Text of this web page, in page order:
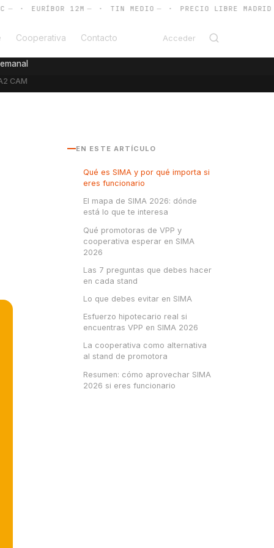
· EURÍBOR 12M — · TIN MEDIO — · PRECIO LIBRE MADRID —
Cooperativa Contacto Acceder
CAM
EN ESTE ARTÍCULO
Qué es SIMA y por qué importa si
eres funcionario
El mapa de SIMA 2026: dónde
está lo que te interesa
Qué promotoras de VPP y
cooperativa esperar en SIMA
2026
Las 7 preguntas que debes hacer
en cada stand
Lo que debes evitar en SIMA
Esfuerzo hipotecario real si
encuentras VPP en SIMA 2026
La cooperativa como alternativa
al stand de promotora
Resumen: cómo aprovechar SIMA
2026 si eres funcionario